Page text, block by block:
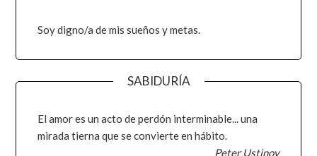
Soy digno/a de mis sueños y metas.
SABIDURÍA
El amor es un acto de perdón interminable... una
mirada tierna que se convierte en hábito.
Peter Ustinov